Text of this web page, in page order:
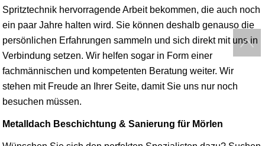
Spritztechnik hervorragende Arbeit bekommen, die auch noch
ein paar Jahre halten wird. Sie können deshalb genauso die
persönlichen Erfahrungen sammeln und sich direkt mit uns in
Verbindung setzen. Wir helfen sogar in Form einer
fachmännischen und kompetenten Beratung weiter. Wir
stehen mit Freude an Ihrer Seite, damit Sie uns nur noch
besuchen müssen.
Metalldach Beschichtung & Sanierung für Mörlen